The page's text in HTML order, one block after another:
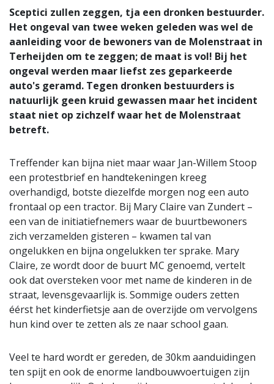
Sceptici zullen zeggen, tja een dronken bestuurder.
Het ongeval van twee weken geleden was wel de
aanleiding voor de bewoners van de Molenstraat in
Terheijden om te zeggen; de maat is vol! Bij het
ongeval werden maar liefst zes geparkeerde
auto's geramd. Tegen dronken bestuurders is
natuurlijk geen kruid gewassen maar het incident
staat niet op zichzelf waar het de Molenstraat
betreft.
Treffender kan bijna niet maar waar Jan-Willem Stoop
een protestbrief en handtekeningen kreeg
overhandigd, botste diezelfde morgen nog een auto
frontaal op een tractor. Bij Mary Claire van Zundert –
een van de initiatiefnemers waar de buurtbewoners
zich verzamelden gisteren – kwamen tal van
ongelukken en bijna ongelukken ter sprake. Mary
Claire, ze wordt door de buurt MC genoemd, vertelt
ook dat oversteken voor met name de kinderen in de
straat, levensgevaarlijk is. Sommige ouders zetten
éérst het kinderfietsje aan de overzijde om vervolgens
hun kind over te zetten als ze naar school gaan.
Veel te hard wordt er gereden, de 30km aanduidingen
ten spijt en ook de enorme landbouwvoertuigen zijn